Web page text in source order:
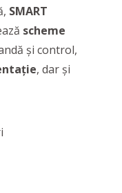
SMART
scheme
şi control,
, dar şi